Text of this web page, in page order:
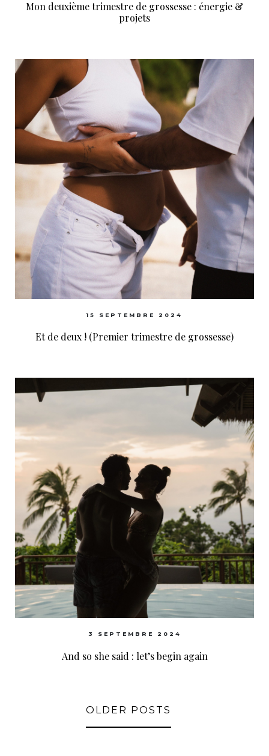
Mon deuxième trimestre de grossesse : énergie &
projets
15 SEPTEMBRE 2024
Et de deux ! (Premier trimestre de grossesse)
3 SEPTEMBRE 2024
And so she said : let’s begin again
OLDER POSTS